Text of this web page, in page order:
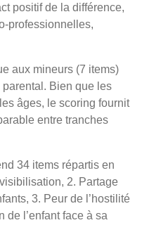
positif de la différence,
professionnelles,
aux mineurs (7 items)
Bien que les
âges, le scoring fournit
entre tranches
34 items répartis en
2. Partage
3. Peur de l’hostilité
de l’enfant face à sa